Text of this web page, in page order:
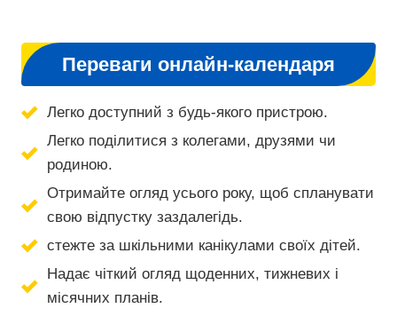
Переваги онлайн-календаря
Легко доступний з будь-якого пристрою.
Легко поділитися з колегами, друзями чи
родиною.
Отримайте огляд усього року, щоб спланувати
свою відпустку заздалегідь.
стежте за шкільними канікулами своїх дітей.
Надає чіткий огляд щоденних, тижневих і
місячних планів.